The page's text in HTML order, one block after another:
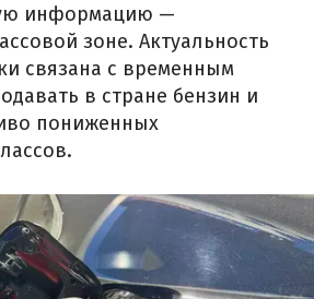
информацию —
зоне. Актуальность
связана с временным
в стране бензин и
пониженных